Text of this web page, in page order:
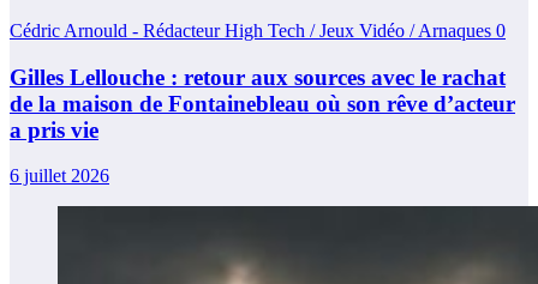
Cédric Arnould - Rédacteur High Tech / Jeux Vidéo / Arnaques 0
Gilles Lellouche : retour aux sources avec le rachat
de la maison de Fontainebleau où son rêve d’acteur
a pris vie
6 juillet 2026